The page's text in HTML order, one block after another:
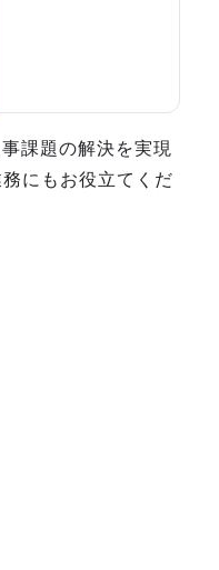
課題の解決を実現
にもお役立てくだ